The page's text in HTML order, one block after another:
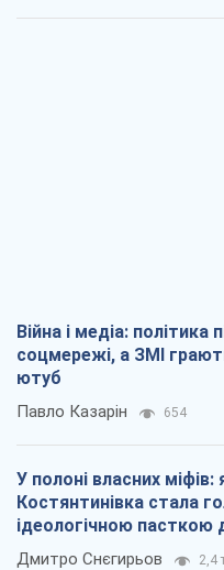
Війна і медіа: політика
соцмережі, а ЗМІ
ютуб
Павло Казарін 654
У полоні власних міфів:
Костянтинівка стала
ідеологічною пасткою
окупантів
Дмитро Снєгирьов 2,4